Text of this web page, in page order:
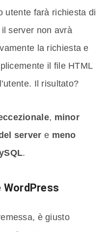
utente farà richiesta di
server non avrà
la richiesta e
il file HTML
Il risultato?
, minor
server e meno
.
WordPress
è giusto